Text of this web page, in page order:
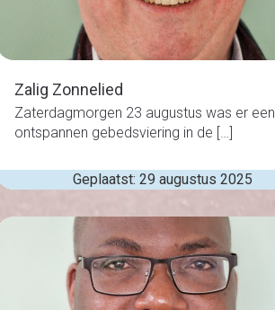
Zalig Zonnelied
Zaterdagmorgen 23 augustus was er een
ontspannen gebedsviering in de […]
Geplaatst: 29 augustus 2025